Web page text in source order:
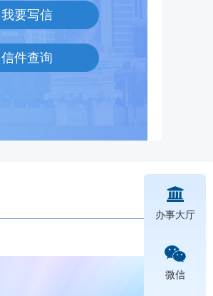
我要写信
信件查询
办事大厅
微信